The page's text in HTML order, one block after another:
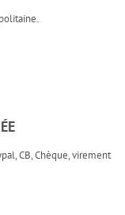
CB, Chèque, virement